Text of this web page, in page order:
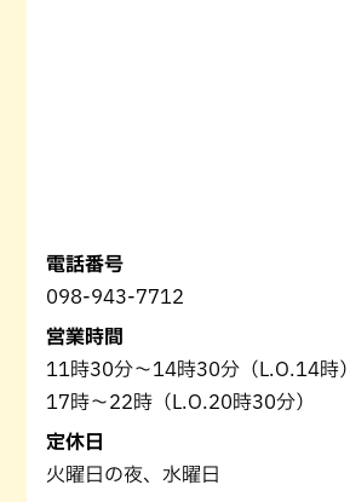
電話番号
098-943-7712
営業時間
11時30分～14時30分（L.O.14時）
17時～22時（L.O.20時30分）
定休日
火曜日の夜、水曜日